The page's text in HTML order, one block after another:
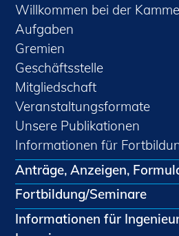
Willkommen bei der
Aufgaben
Gremien
Geschäftsstelle
Mitgliedschaft
Veranstaltungsformate
Unsere Publikationen
Informationen für
Anträge, Anzeigen,
Fortbildung/Seminare
Informationen für